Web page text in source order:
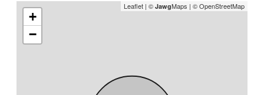
+
−
Leaflet | © JawgMaps | © OpenStreetMap